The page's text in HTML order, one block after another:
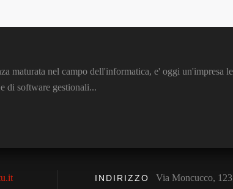
maturata nel campo dell'informatica, e' oggi un'impresa
di software gestionali...
INDIRIZZO
Via Moncucco,